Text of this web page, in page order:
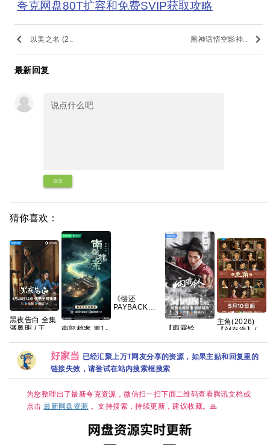
夸克网盘80T扩容和免费SVIP获取攻略
keyboard_arrow_left 以美之名 (2.. 黑神话悟空影神.. keyboard_arrow_right
最新回复
提交
猜你喜欢：
黑夜告白 全集
潘粤明 / 王鹤
网盘+】
南部档案 更1-
【实时更新
中】【网盘在
线】
《偿还
PAYBACK》
【雨霖铃
集持续更新】
【1080P高
码】【国语中
字】【单
集/1G】【大
侠 / 古装】
【主演: 杨洋 /
伦 】
主角(2026)
【刘存浩】/4k
网盘资源【单
好家当 已经汇聚上万T网友分享的资源，如果主贴和回复里的
链接失效，请尝试在站内搜索框搜索
为您整理出了最新夸克资源，微信扫一扫下面二维码查看腾讯文档或
点击最新网盘资源 。支持搜索，持续更新，建议收藏。🙏